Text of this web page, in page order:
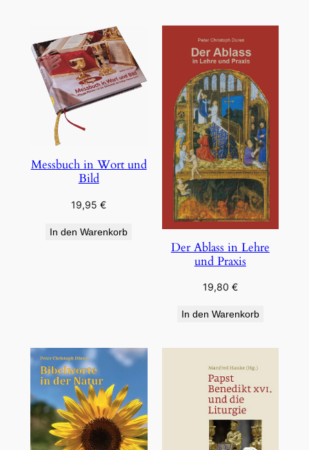
Messbuch in Wort und
Bild
19,95€
In den Warenkorb
Der Ablass in Lehre
und Praxis
19,80 €
In den Warenkorb